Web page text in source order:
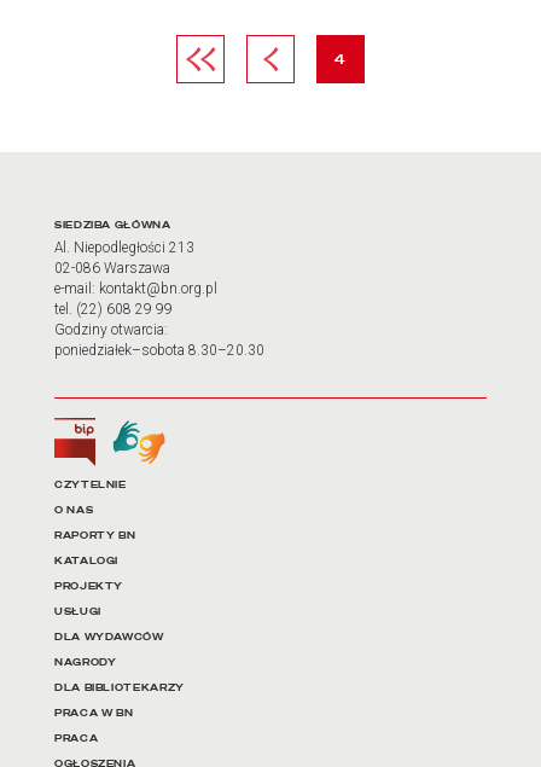
Pierwsza stronaPoprzednia strona
strona
4
Adres oraz godziny
SIEDZIBA GŁÓWNA
Al. Niepodległości 213
02-086 Warszawa
e-mail: kontakt@bn.org.pl
tel. (22) 608 29 99
Godziny otwarcia:
poniedziałek–sobota 8.30–20.30
Biuletyn Informacji Publicznej
Tłumacz języka migowego
Linki do najważniejszych
CZYTELNIE
O NAS
RAPORTY BN
KATALOGI
PROJEKTY
USŁUGI
DLA WYDAWCÓW
NAGRODY
DLA BIBLIOTEKARZY
PRACA W BN
PRACA
OGŁOSZENIA